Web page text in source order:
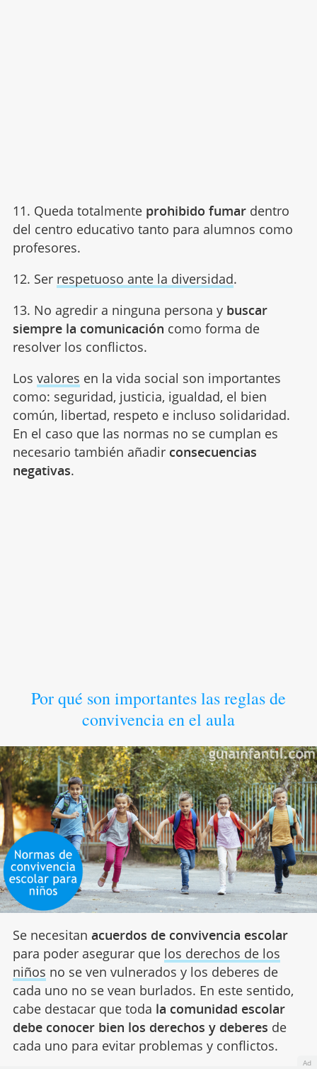
11. Queda totalmenteprohibido fumardentro
del centro educativo tanto para alumnos como
profesores.
12. Ser respetuoso ante la diversidad.
13. No agredir a ninguna persona y buscar
siempre la comunicación como forma de
resolver los conflictos.
Los valores en la vida social son importantes
como: seguridad, justicia, igualdad, el bien
común, libertad, respeto e incluso solidaridad.
En el caso que las normas no se cumplan es
necesario también añadir consecuencias
negativas.
Por qué son importantes las reglas de
convivencia en el aula
Se necesitan acuerdos de convivencia escolar
para poder asegurar que los derechos de los
niños no se ven vulnerados y los deberes de
cada uno no se vean burlados. En este sentido,
cabe destacar que toda la comunidad escolar
debe conocer bien los derechos y deberes de
cada uno para evitar problemas y conflictos.
Ad